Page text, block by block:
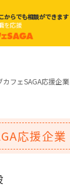
からでも相談ができます
を応援
フェSAGA応援企業
応援企業